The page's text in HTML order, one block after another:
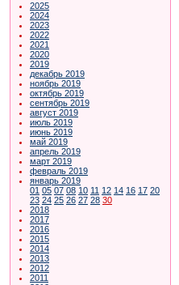
2025
2024
2023
2022
2021
2020
2019
декабрь 2019
ноябрь 2019
октябрь 2019
сентябрь 2019
август 2019
июль 2019
июнь 2019
май 2019
апрель 2019
март 2019
февраль 2019
январь 2019
01 05 07 08 10 11 12 14 16 17 20
23 24 25 26 27 28 30
2018
2017
2016
2015
2014
2013
2012
2011